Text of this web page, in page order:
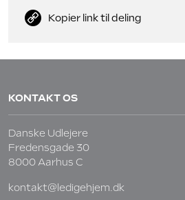
Kopier link til deling
KONTAKT OS
Danske Udlejere
Fredensgade 30
8000 Aarhus C
kontakt@ledigehjem.dk